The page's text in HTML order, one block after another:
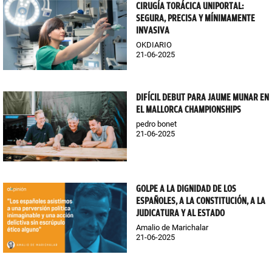
CIRUGÍA TORÁCICA UNIPORTAL:
SEGURA, PRECISA Y MÍNIMAMENTE
INVASIVA
OKDIARIO
21-06-2025
DIFÍCIL DEBUT PARA JAUME MUNAR EN
EL MALLORCA CHAMPIONSHIPS
pedro bonet
21-06-2025
GOLPE A LA DIGNIDAD DE LOS
ESPAÑOLES, A LA CONSTITUCIÓN, A LA
JUDICATURA Y AL ESTADO
Amalio de Marichalar
21-06-2025